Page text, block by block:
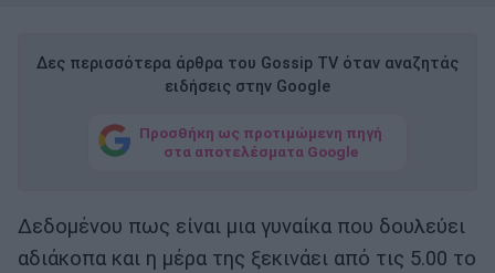
Δες περισσότερα άρθρα του Gossip TV όταν αναζητάς
ειδήσεις στην Google
Προσθήκη ως προτιμώμενη πηγή
στα αποτελέσματα Google
Δεδομένου πως είναι μια γυναίκα που δουλεύει
αδιάκοπα και η μέρα της ξεκινάει από τις 5.00 το